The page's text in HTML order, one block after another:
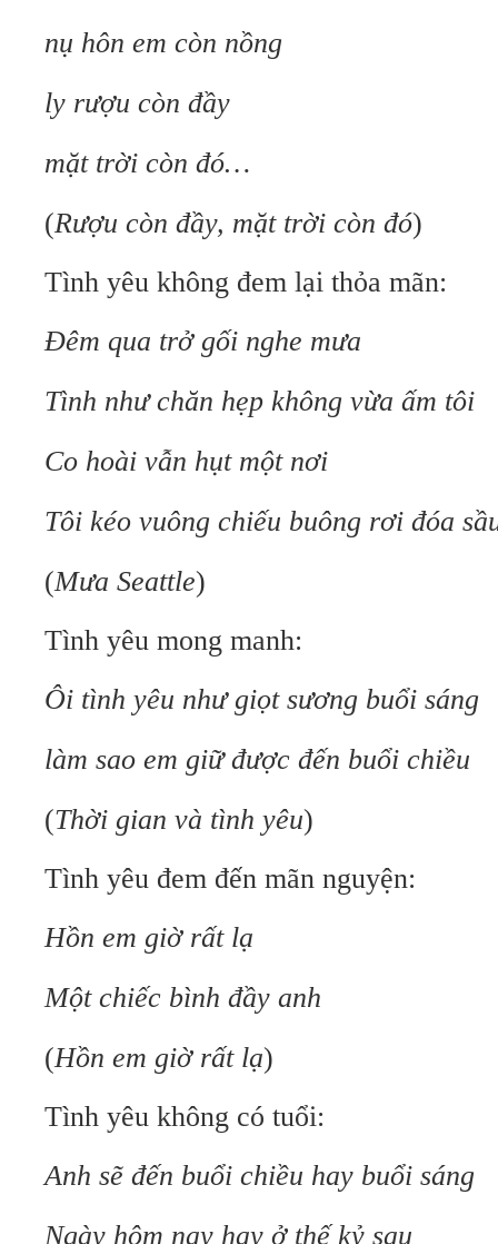
nụ hôn em còn nồng
ly rượu còn đầy
mặt trời còn đó…
(Rượu còn đầy, mặt trời còn đó)
Tình yêu không đem lại thỏa mãn:
Đêm qua trở gối nghe mưa
Tình như chăn hẹp không vừa ấm tôi
Co hoài vẫn hụt một nơi
Tôi kéo vuông chiếu buông rơi đóa
(Mưa Seattle)
Tình yêu mong manh:
Ôi tình yêu như giọt sương buổi sáng
làm sao em giữ được đến buổi chiều
(Thời gian và tình yêu)
Tình yêu đem đến mãn nguyện:
Hồn em giờ rất lạ
Một chiếc bình đầy anh
(Hồn em giờ rất lạ)
Tình yêu không có tuổi:
Anh sẽ đến buổi chiều hay buổi sáng
Ngày hôm nay hay ở thế kỷ sau